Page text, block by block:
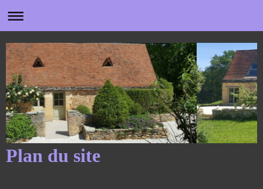
Plan du site